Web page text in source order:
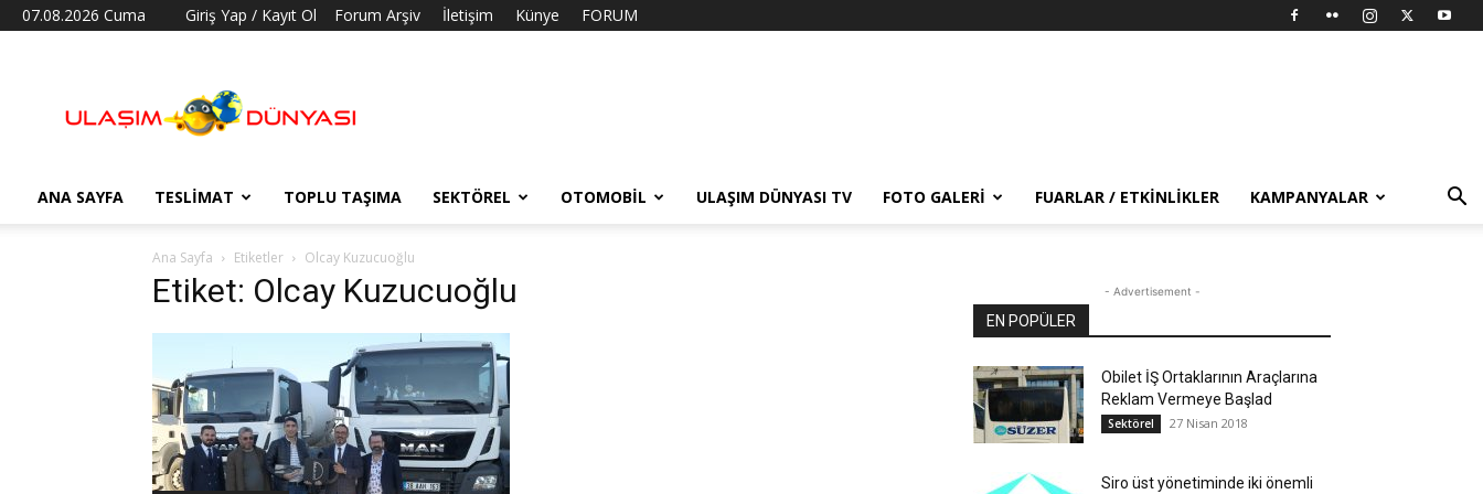
07.08.2026 Cuma Giriş Yap / Kayıt Ol Forum Arşiv İletişim Künye FORUM
Dünyası
ANA SAYFA TESLIMAT TOPLU TAŞIMA SEKTÖREL OTOMOBIL ULAŞIM DÜNYASI TV FOTO GALERI FUARLAR / ETKINLIKLER KAMPANYALAR
Ana Sayfa Etiketler Olcay Kuzucuoğlu
Etiket: Olcay Kuzucuoğlu - Advertisement -
EN POPÜLER
Obilet İŞ Ortaklarının Araçlarına
Reklam Vermeye Başlad
Sektörel 27 Nisan 2018
Siro üst yönetiminde iki önemli